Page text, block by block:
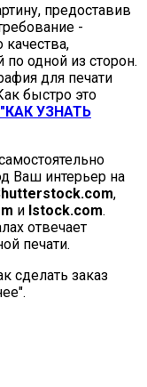
предоставив
-
одной из сторон.
для печати
быстро это
"КАК УЗНАТЬ
Ваш интерьер на
,
и Istock.com.
отвечает
печати.
сделать заказ